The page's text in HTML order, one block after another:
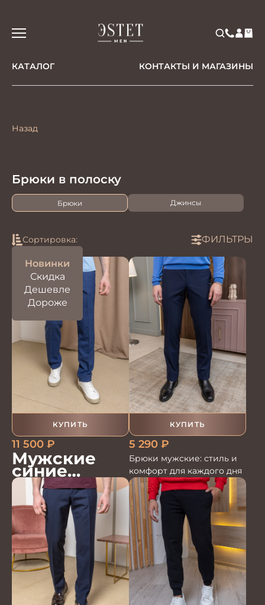
КАТАЛОГ КОНТАКТЫ И МАГАЗИНЫ
Назад
Брюки в полоску
Брюки Джинсы
Сортировка:
Новинки
Скидка
Дешевле
Дороже
ФИЛЬТРЫ
КУПИТЬ
11 500 ₽
Мужские
синие
льняные
брюки
КУПИТЬ
5 290 ₽
Брюки мужские: стиль и
комфорт для каждого дня